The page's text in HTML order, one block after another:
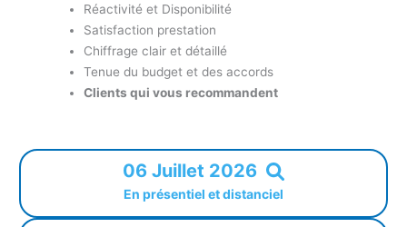
Réactivité et Disponibilité
Satisfaction prestation
Chiffrage clair et détaillé
Tenue du budget et des accords
Clients qui vous recommandent
06 Juillet 2026
En présentiel et distanciel